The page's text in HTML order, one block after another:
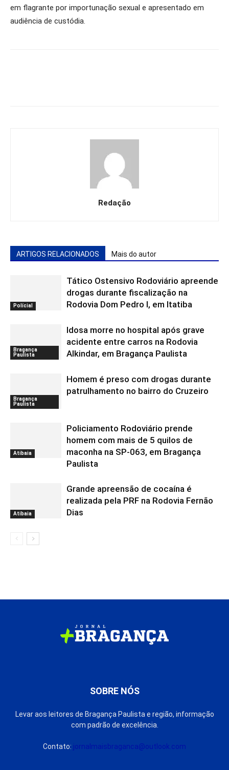
em flagrante por importunação sexual e apresentado em
audiência de custódia.
Redação
ARTIGOS RELACIONADOS Mais do autor
Polícial
Tático Ostensivo Rodoviário apreende
drogas durante fiscalização na
Rodovia Dom Pedro I, em Itatiba
Bragança
Paulista
Idosa morre no hospital após grave
acidente entre carros na Rodovia
Alkindar, em Bragança Paulista
Bragança
Paulista
Homem é preso com drogas durante
patrulhamento no bairro do Cruzeiro
Atibaia
Policiamento Rodoviário prende
homem com mais de 5 quilos de
maconha na SP-063, em Bragança
Paulista
Atibaia
Grande apreensão de cocaína é
realizada pela PRF na Rodovia Fernão
Dias
SOBRE NÓS
Levar aos leitores de Bragança Paulista e região, informação
com padrão de excelência.
Contato: jornalmaisbraganca@outlook.com